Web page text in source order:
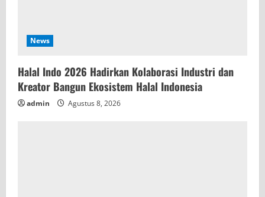
News
Halal Indo 2026 Hadirkan Kolaborasi Industri dan
Kreator Bangun Ekosistem Halal Indonesia
admin Agustus 8, 2026